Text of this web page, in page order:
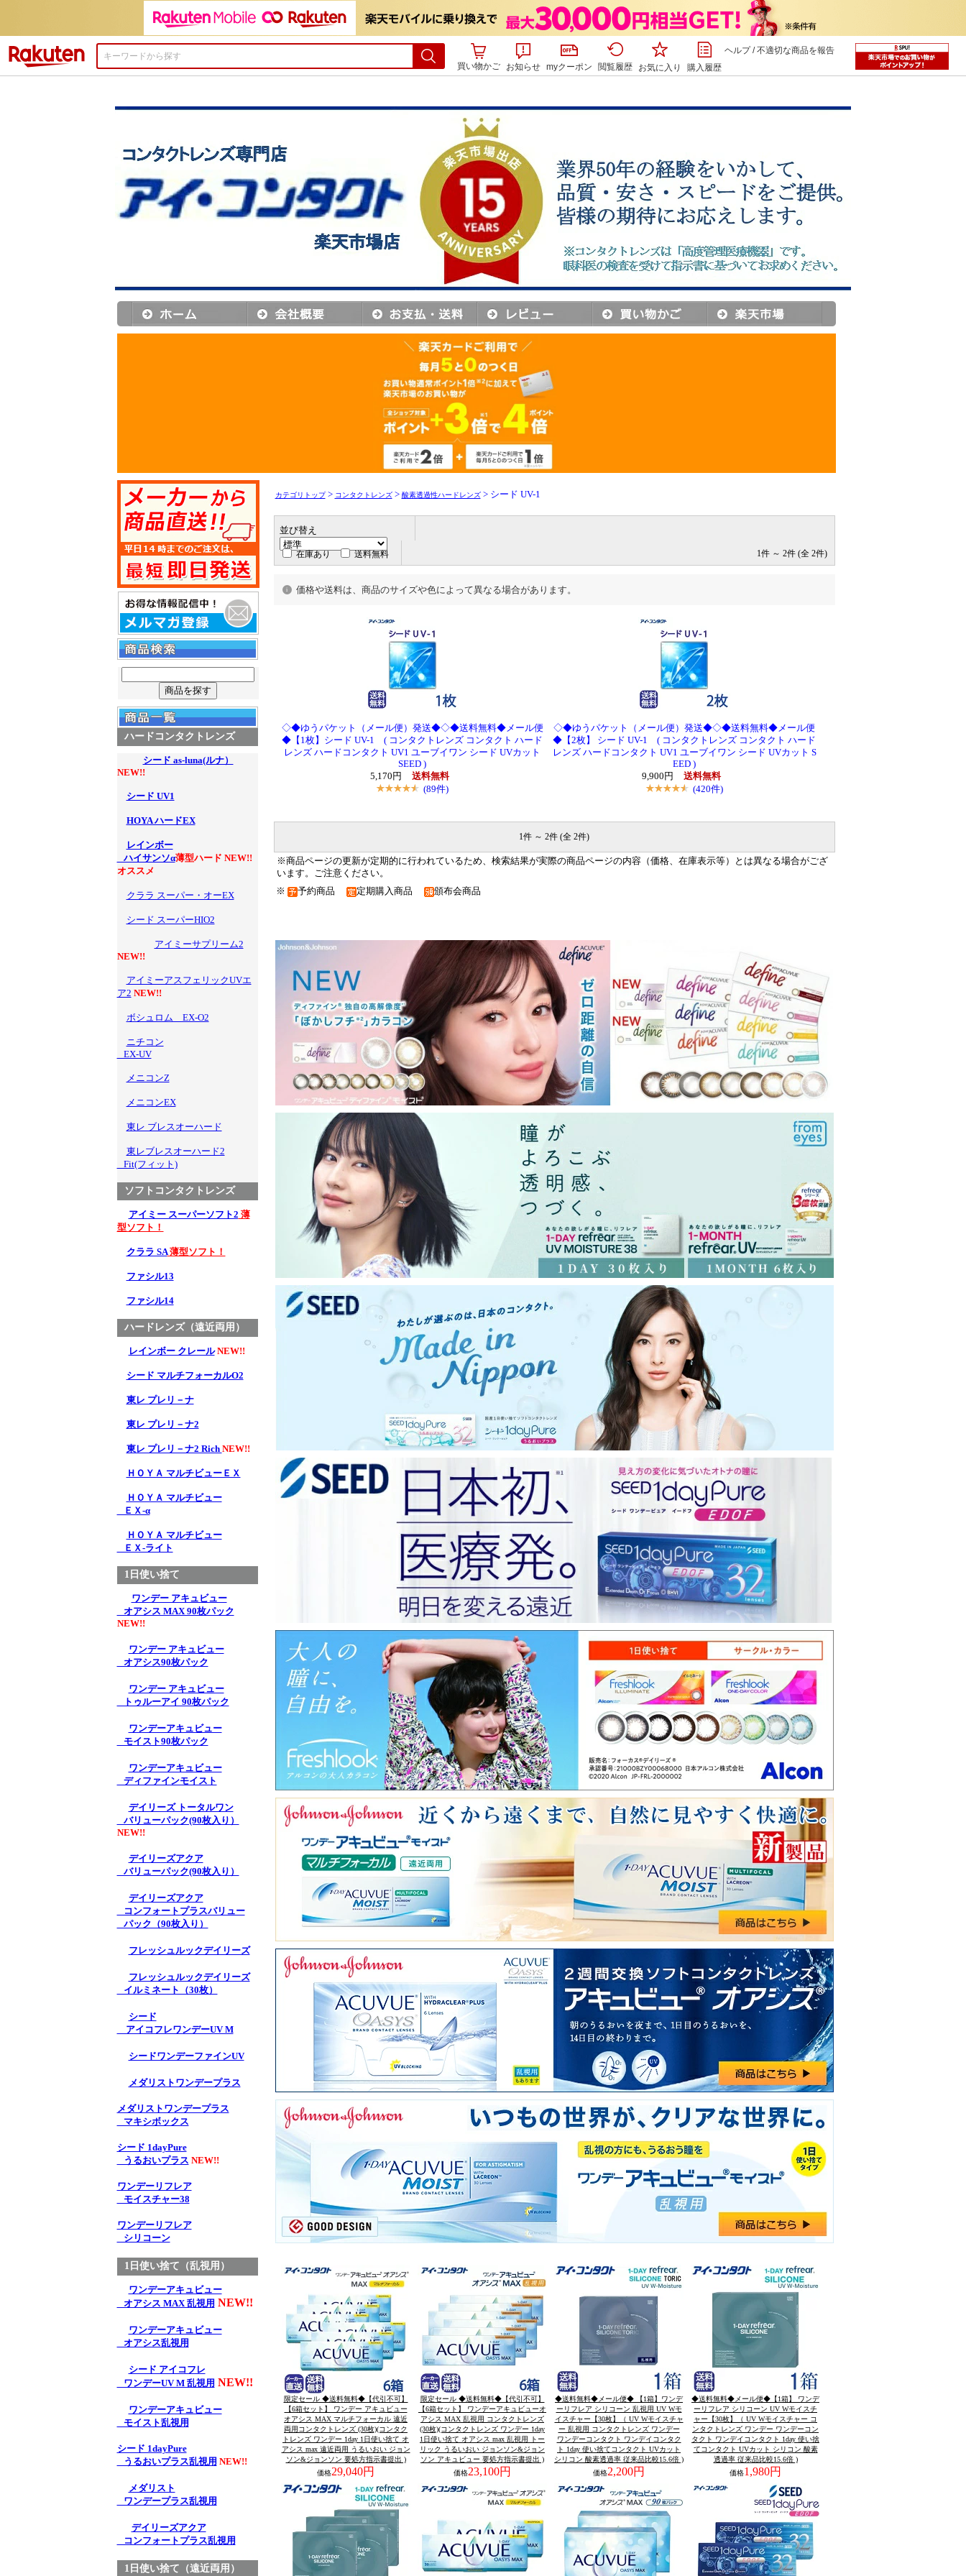
買い物かご
お知らせ myクーポン 閲覧履歴 お気に入り 購入履歴
ヘルプ/不適切な商品を報告
ハードコンタクトレンズ
シード as-luna(ルナ）
NEW!!
シード UV1
HOYA ハードEX
レインボー
ハイサンソα薄型ハード NEW!!
オススメ
クララ スーパー・オーEX
シード スーパーHIO2
アイミーサプリーム2
NEW!!
アイミーアスフェリックUVエ
ア2 NEW!!
ボシュロム EX-O2
ニチコン
EX-UV
メニコンZ
メニコンEX
東レ ブレスオーハード
東レブレスオーハード2
Fit(フィット)
ソフトコンタクトレンズ
アイミー スーパーソフト2 薄
型ソフト！
クララ SA薄型ソフト！
ファシル13
ファシル14
ハードレンズ（遠近両用）
レインボー クレールNEW!!
シード マルチフォーカルO2
東レ プレリ－ナ
東レ プレリ－ナ2
東レ プレリ－ナ2 Rich NEW!!
ＨＯＹＡ マルチビューＥＸ
ＨＯＹＡ マルチビュー
ＥＸ-α
ＨＯＹＡ マルチビュー
ＥＸ-ライト
1日使い捨て
ワンデー アキュビュー
オアシス MAX 90枚パック
NEW!!
ワンデー アキュビュー
オアシス90枚パック
ワンデー アキュビュー
トゥルーアイ 90枚パック
ワンデーアキュビュー
モイスト90枚パック
ワンデーアキュビュー
ディファインモイスト
デイリーズ トータルワン
バリューパック(90枚入り）
NEW!!
デイリーズアクア
バリューパック(90枚入り）
デイリーズアクア
コンフォートプラスバリュー
パック（90枚入り）
フレッシュルックデイリーズ
フレッシュルックデイリーズ
イルミネート（30枚）
シード
アイコフレワンデーUV M
シードワンデーファインUV
メダリストワンデープラス
メダリストワンデープラス
マキシボックス
シード 1dayPure
うるおいプラス NEW!!
ワンデーリフレア
モイスチャー38
ワンデーリフレア
シリコーン
1日使い捨て（乱視用）
ワンデーアキュビュー
オアシス MAX 乱視用 NEW!!
ワンデーアキュビュー
オアシス乱視用
シード アイコフレ
ワンデーUV M 乱視用 NEW!!
ワンデーアキュビュー
モイスト乱視用
シード 1dayPure
うるおいプラス乱視用 NEW!!
メダリスト
ワンデープラス乱視用
デイリーズアクア
コンフォートプラス乱視用
1日使い捨て（遠近両用）
カテゴリトップ> コンタクトレンズ> 酸素透過性ハードレンズ> シード UV-1
並び替え
在庫あり 送料無料 1件 ～ 2件 (全 2件)
価格や送料は、商品のサイズや色によって異なる場合があります。
◇◆ゆうパケット（メール便）発送◆◇◆送料無料◆メール便
◆【1枚】シード UV-1 ( コンタクトレンズ コンタクト ハード
レンズ ハードコンタクト UV1 ユーブイワン シード UVカット
SEED )
5,170円
送料無料
(89件)
◇◆ゆうパケット（メール便）発送◆◇◆送料無料◆メール便
◆【2枚】 シード UV-1 ( コンタクトレンズ コンタクト ハード
レンズ ハードコンタクト UV1 ユーブイワン シード UVカット S
EED )
9,900円
送料無料
(420件)
1件 ～ 2件 (全 2件)
※商品ページの更新が定期的に行われているため、検索結果が実際の商品ページの内容（価格、在庫表示等）とは異なる場合がござ
います。ご注意ください。
※ 予約商品 定期購入商品 頒布会商品
新発売 『 ワンデーアキュビューモイスト 』シリーズに遠近両用が登場★
限定セール ◆送料無料◆【代引不可】
【6箱セット】 ワンデー アキュビュー
オアシス MAX マルチフォーカル 遠近
両用コンタクトレンズ (30枚)(コンタク
トレンズ ワンデー 1day 1日使い捨て オ
アシス max 遠近両用 うるいおい ジョン
ソン&ジョンソン 要処方指示書提出 )
価格29,040円
限定セール ◆送料無料◆【代引不可】
【6箱セット】 ワンデーアキュビューオ
アシス MAX 乱視用 コンタクトレンズ
(30枚)(コンタクトレンズ ワンデー 1day
1日使い捨て オアシス max 乱視用 トー
リック うるいおい ジョンソン&ジョン
ソン アキュビュー 要処方指示書提出 )
価格23,100円
◆送料無料◆メール便◆ 【1箱】ワンデ
ーリフレア シリコーン 乱視用 UV Wモ
イスチャー【30枚】（ UV Wモイスチャ
ー 乱視用 コンタクトレンズ ワンデー
ワンデーコンタクト ワンデイコンタク
ト 1day 使い捨てコンタクト UVカット
シリコン 酸素透過率 従来品比較15.6倍 )
価格2,200円
◆送料無料◆メール便◆【1箱】 ワンデ
ーリフレア シリコーン UV Wモイスチ
ャー【30枚】（ UV Wモイスチャー コ
ンタクトレンズ ワンデー ワンデーコン
タクト ワンデイコンタクト 1day 使い捨
てコンタクト UVカット シリコン 酸素
透過率 従来品比較15.6倍 )
価格1,980円